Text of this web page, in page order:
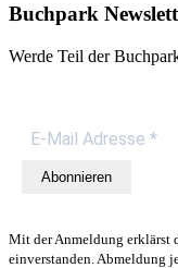
Buchpark
Werde Teil der
Abonnieren
Mit der Anmeldung erklärst
einverstanden. Abmeldung